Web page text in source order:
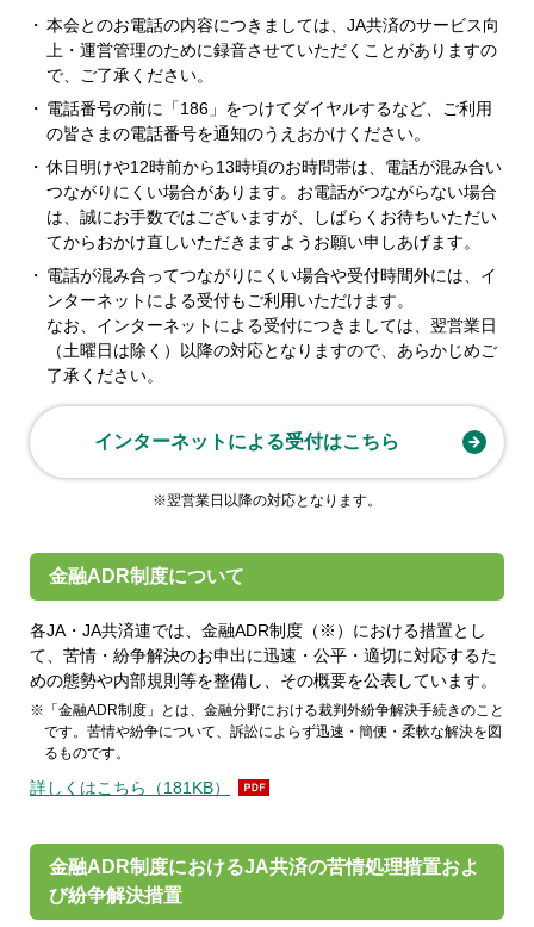
本会とのお電話の内容につきましては、JA共済のサービス向
上・運営管理のために録音させていただくことがありますの
で、ご了承ください。
電話番号の前に「186」をつけてダイヤルするなど、ご利用
の皆さまの電話番号を通知のうえおかけください。
休日明けや12時前から13時頃のお時問帯は、電話が混み合い
つながりにくい場合があります。お電話がつながらない場合
は、誠にお手数ではございますが、しばらくお待ちいただい
てからおかけ直しいただきますようお願い申しあげます。
電話が混み合ってつながりにくい場合や受付時間外には、イ
ンターネットによる受付もご利用いただけます。
なお、インターネットによる受付につきましては、翌営業日
（土曜日は除く）以降の対応となりますので、あらかじめご
了承ください。
インターネットによる受付はこちら
※翌営業日以降の対応となります。
金融ADR制度について
各JA・JA共済連では、金融ADR制度（※）における措置とし
て、苦情・紛争解決のお申出に迅速・公平・適切に対応するた
めの態勢や内部規則等を整備し、その概要を公表しています。
「金融ADR制度」とは、金融分野における裁判外紛争解決手続きのこと
です。苦情や紛争について、訴訟によらず迅速・簡便・柔軟な解決を図
るものです。
詳しくはこちら（181KB）
金融ADR制度におけるJA共済の苦情処理措置およ
び紛争解決措置